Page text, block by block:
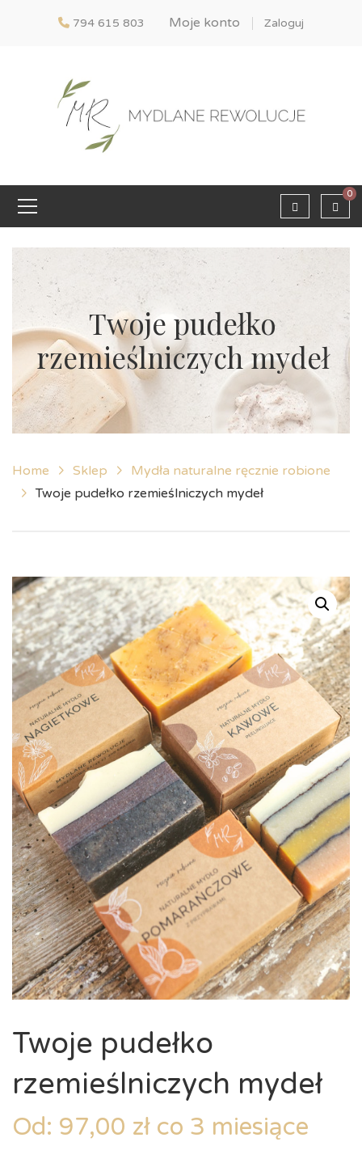
794 615 803 Moje konto Zaloguj
0
Twoje pudełko
rzemieślniczych mydeł
Home Sklep
Mydła naturalne ręcznie robione
Twoje pudełko rzemieślniczych mydeł
Twoje pudełko
rzemieślniczych mydeł
Od: 97,00 zł co 3 miesiące